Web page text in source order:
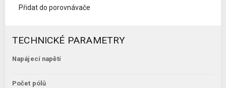
Přidat do porovnávače
TECHNICKÉ PARAMETRY
Napájecí napětí
Počet pólů